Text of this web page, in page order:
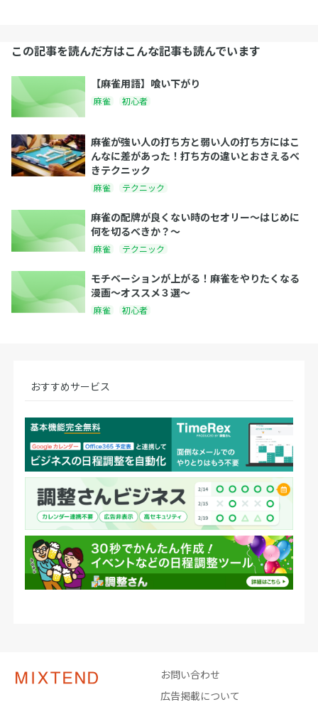
この記事を読んだ方はこんな記事も読んでいます
【麻雀用語】喰い下がり
麻雀 初心者
麻雀が強い人の打ち方と弱い人の打ち方にはこ
んなに差があった！打ち方の違いとおさえるべ
きテクニック
麻雀 テクニック
麻雀の配牌が良くない時のセオリー〜はじめに
何を切るべきか？〜
麻雀 テクニック
モチベーションが上がる！麻雀をやりたくなる
漫画〜オススメ３選〜
麻雀 初心者
おすすめサービス
お問い合わせ
広告掲載について